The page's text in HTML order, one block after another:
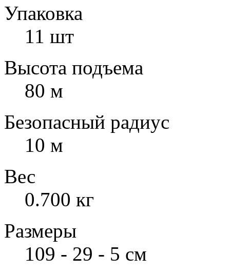
Упаковка
11 шт
Высота подъема
80 м
Безопасный радиус
10 м
Вес
0.700 кг
Размеры
109 - 29 - 5 см